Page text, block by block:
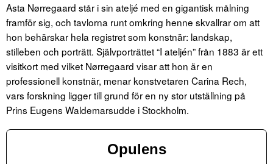
Asta Nørregaard står i sin ateljé med en gigantisk målning
framför sig, och tavlorna runt omkring henne skvallrar om att
hon behärskar hela registret som konstnär: landskap,
stilleben och porträtt. Självporträttet “I ateljén” från 1883 är ett
visitkort med vilket Nørregaard visar att hon är en
professionell konstnär, menar konstvetaren Carina Rech,
vars forskning ligger till grund för en ny stor utställning på
Prins Eugens Waldemarsudde i Stockholm.
Opulens